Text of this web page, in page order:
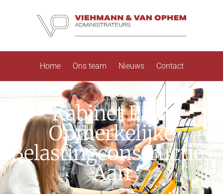
Home Ons team Nieuws Contact
Kabinet Pakt
Opmerkelijke
Belastingconstructies
Aan